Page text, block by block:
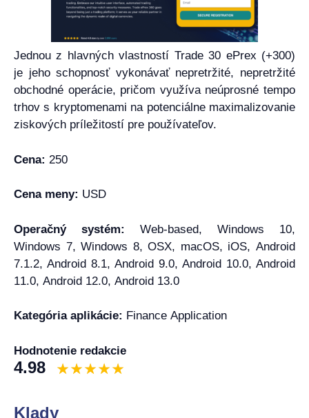
Jednou z hlavných vlastností Trade 30 ePrex (+300)
je jeho schopnosť vykonávať nepretržité, nepretržité
obchodné operácie, pričom využíva neúprosné tempo
trhov s kryptomenami na potenciálne maximalizovanie
ziskových príležitostí pre používateľov.
Cena: 250
Cena meny: USD
Operačný systém: Web-based, Windows 10,
Windows 7, Windows 8, OSX, macOS, iOS, Android
7.1.2, Android 8.1, Android 9.0, Android 10.0, Android
11.0, Android 12.0, Android 13.0
Kategória aplikácie: Finance Application
Hodnotenie redakcie
4.98
Klady